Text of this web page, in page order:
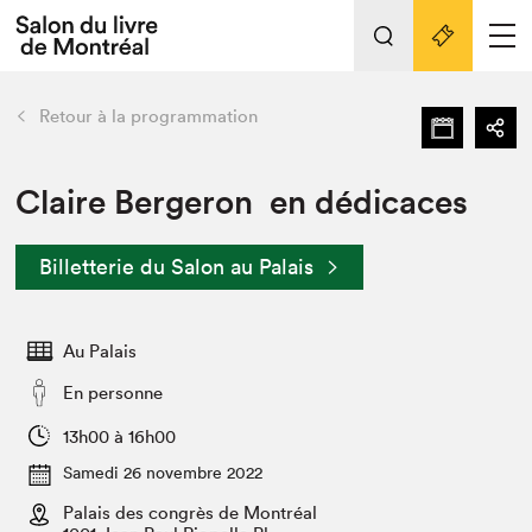
Espace médias
Espace exposant⋅e⋅s
Tout sur l'édition 2022
Actualités
Vidéos et Balados
Club de lecture Braindate
retour Nos activités
Édition 2022
Nous connaître
Projets partenaires 2022
Archives
Liens pratiques
Retour à la programmation
Claire Bergeron en dédicaces
Billetterie du Salon au Palais
Au Palais
En personne
13h00 à 16h00
Samedi 26 novembre 2022
Palais des congrès de Montréal